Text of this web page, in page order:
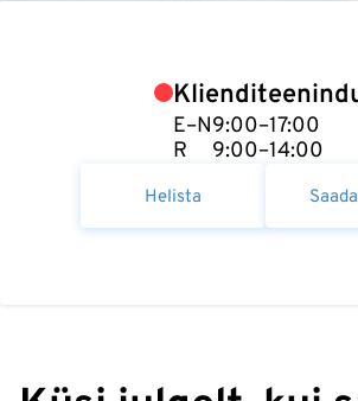
E–N
R
9:00–17:00
9:00–14:00
Helista